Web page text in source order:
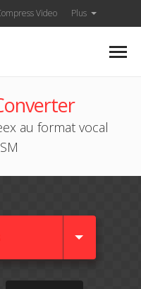
Video Plus
au format vocal